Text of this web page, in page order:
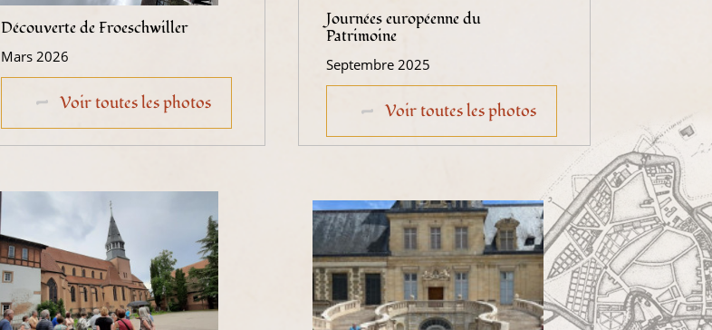
Découverte de Froeschwiller
Mars 2026
Voir toutes les photos
Journées européenne du
Patrimoine
Septembre 2025
Voir toutes les photos